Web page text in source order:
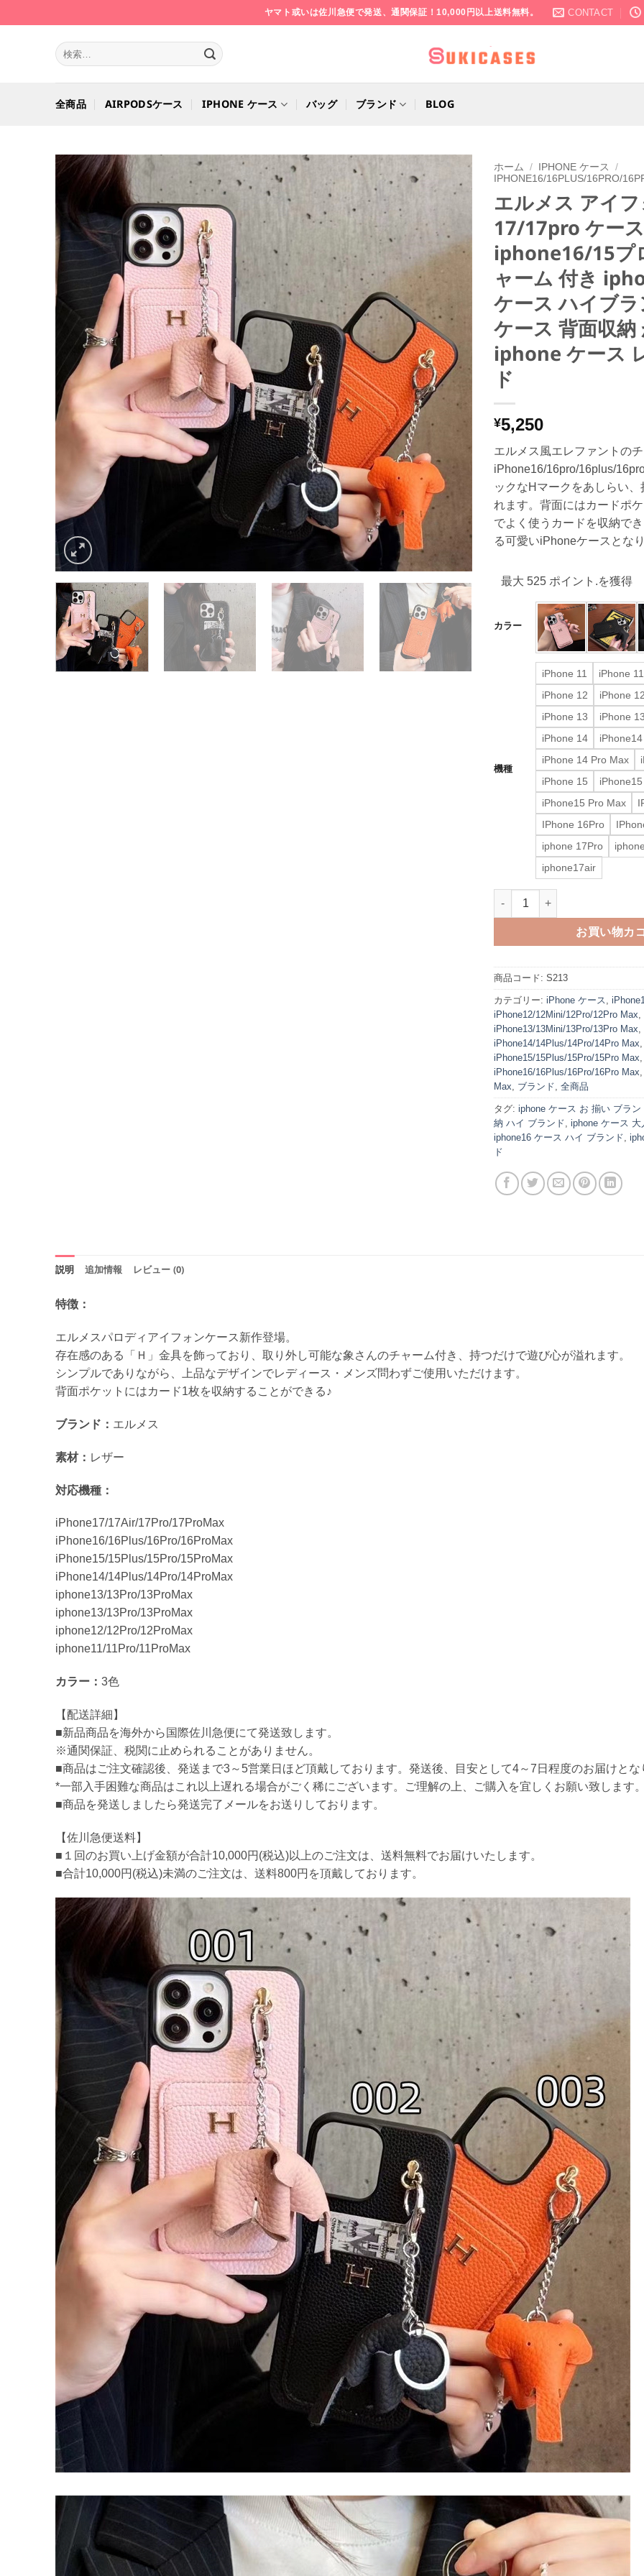
to
ヤマト或いは佐川急便で発送、通関保証！10,000円以上送料無料。 CONTACT
検
索
全商品 AIRPODSケース IPHONE ケース バッグ ブランド BLOG
ホーム / IPHONE ケース
/
IPHONE16/16PLUS/16PRO/
エルメス アイ
17/17pro ケース
iphone16/15プ
ャーム 付き
ケース ハイブ
ケース 背面収納
iphone ケース
ド
¥5,250
エルメス風エレファントの
iPhone16/16pro/16plus/
ックなHマークをあしらい
れます。背面にはカードポ
でよく使うカードを収納で
る可愛いiPhoneケースとなり
最大 525 ポイント.を獲得
カラー
機種
iPhone 11 iPhone
iPhone 12
iPhone
iPhone 13
iPhone
iPhone 14
iPhone 14 Pro Max
iPhone 15
iPhone15 Pro Max
IPhone 16Pro
iphone 17Pro
iphone17air
エルメス アイフォン17/17pro
お買い物カ
商品コード: S213
カテゴリー: iPhone ケース
iPhone12/12Mini/12Pro/12Pro Max
iPhone13/13Mini/13Pro/13Pro Max
iPhone14/14Plus/14Pro/14Pro Max
iPhone15/15Plus/15Pro/15Pro Max
iPhone16/16Plus/16Pro/16Pro Max
Max
ブランド 全商品
タグ: iphone ケース お 揃い ブラン
納 ハイ ブランド iphone ケース
iphone16 ケース ハイ ブランド
ド
説明 追加情報 レビュー (0)
特徴：
エルメスパロディアイフォンケース新作登場。
存在感のある「Ｈ」金具を飾っており、取り外し可能な象さんのチャーム付き、持つだけで遊び心が溢れます。
シンプルでありながら、上品なデザインでレディース・メンズ問わずご使用いただけます。
背面ポケットにはカード1枚を収納することができる♪
ブランド： エルメス
素材： レザー
対応機種：
iPhone17/17Air/17Pro/17ProMax
iPhone16/16Plus/16Pro/16ProMax
iPhone15/15Plus/15Pro/15ProMax
iPhone14/14Plus/14Pro/14ProMax
iphone13/13Pro/13ProMax
iphone13/13Pro/13ProMax
iphone12/12Pro/12ProMax
iphone11/11Pro/11ProMax
カラー： 3色
【配送詳細】
■新品商品を海外から国際佐川急便にて発送致します。
※通関保証、税関に止められることがありません。
■商品はご注文確認後、発送まで3～5営業日ほど頂戴しております。発送後、目安として4～7日程度のお届けとな
*一部入手困難な商品はこれ以上遅れる場合がごく稀にございます。ご理解の上、ご購入を宜しくお願い致します。
■商品を発送しましたら発送完了メールをお送りしております。
【佐川急便送料】
■１回のお買い上げ金額が合計10,000円(税込)以上のご注文は、送料無料でお届けいたします。
■合計10,000円(税込)未満のご注文は、送料800円を頂戴しております。